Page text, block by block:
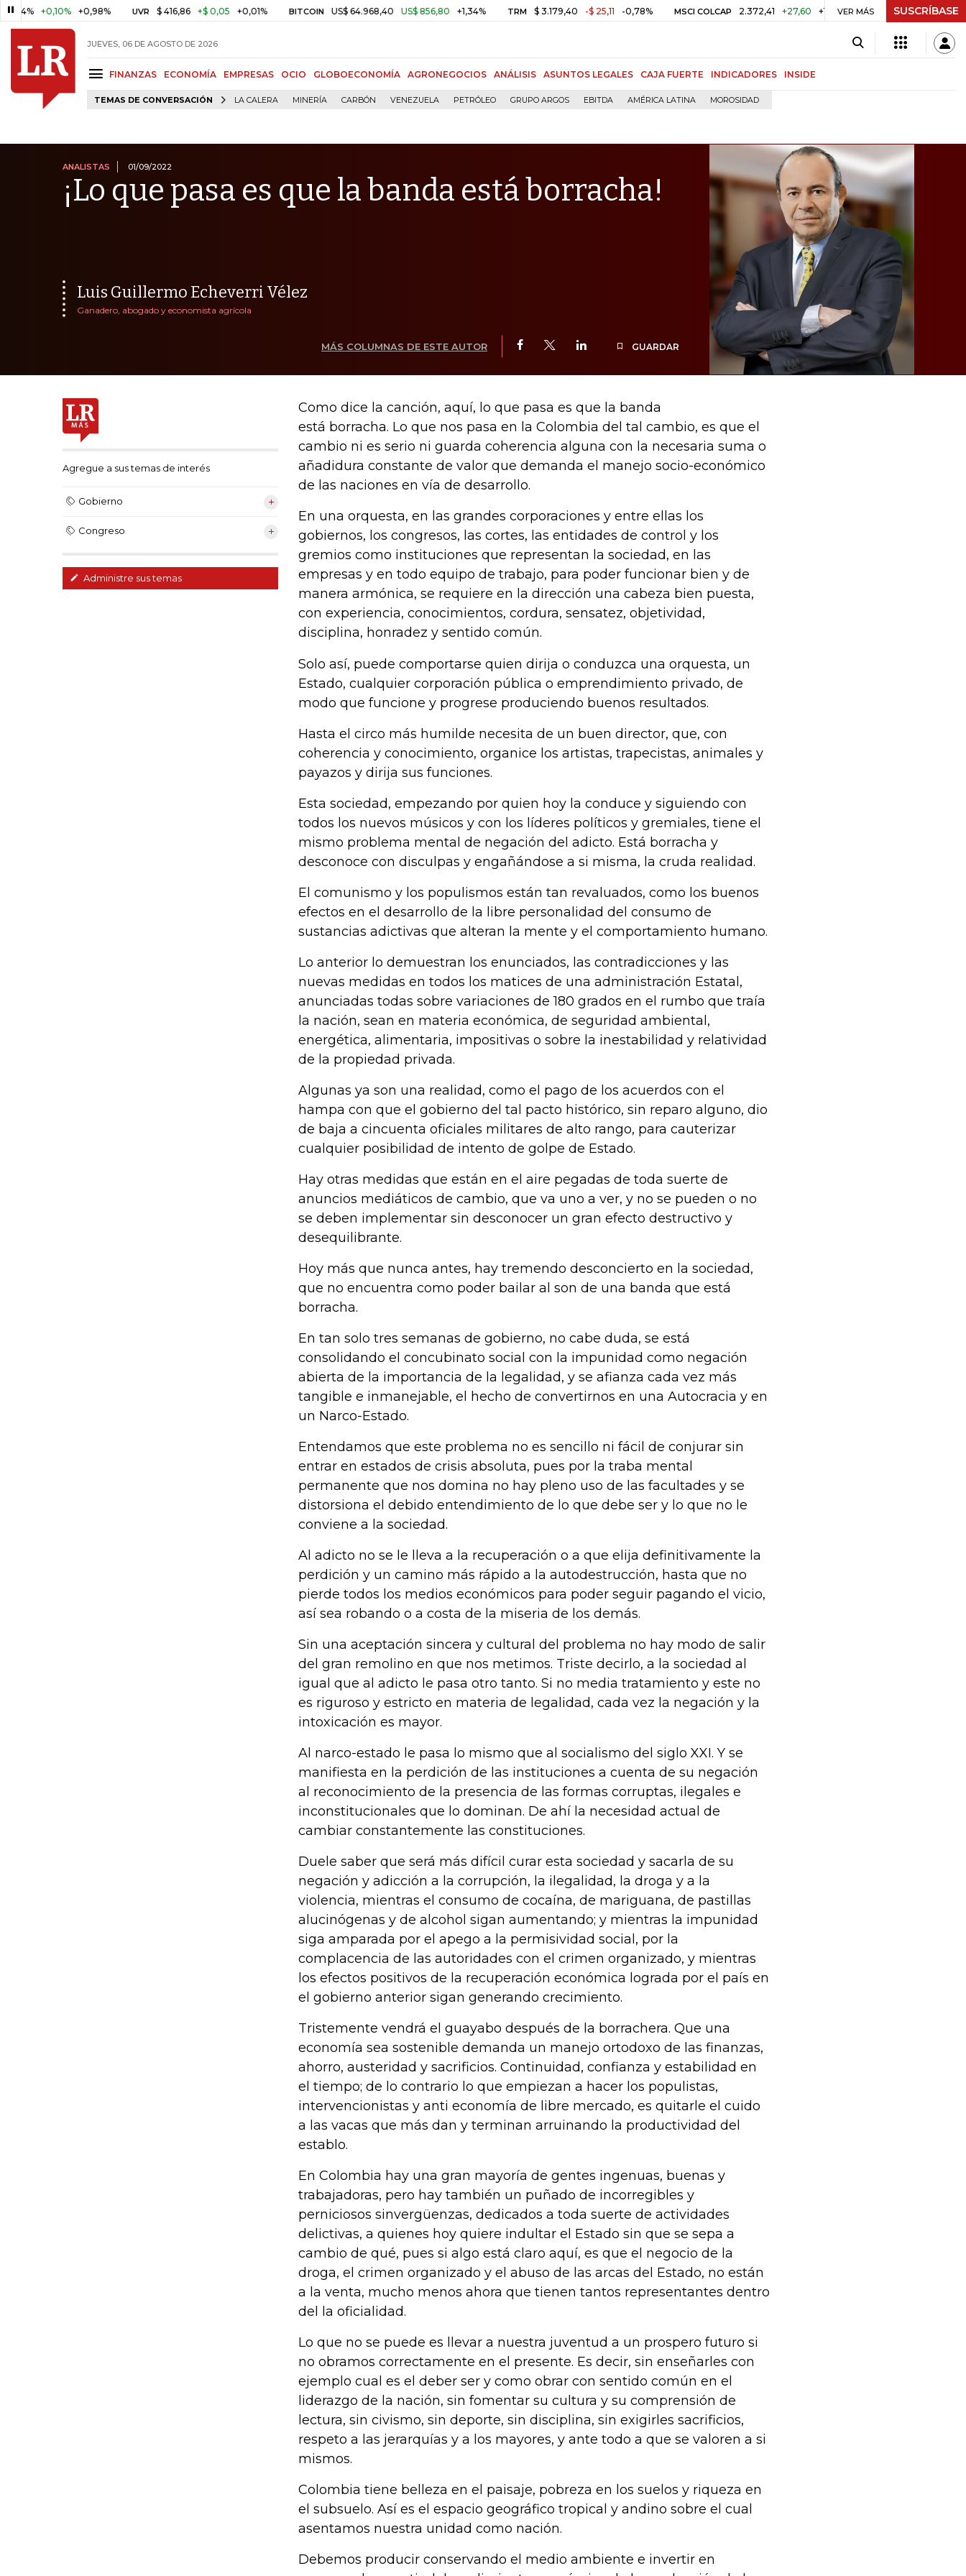
+0,10% +0,98% UVR $ 416,86 +$ 0,05 +0,01% BITCOIN US$ 64.968,40 US$ 856,80 +1,34% TRM $ 3.179,40 -$ 25,11 -0,78% MSCI COLCAP 2.372,41 +27,60 +1,18% PETRÓLEO WTI US$ 75,09 -
VER MÁS SUSCRÍBASE
JUEVES, 06 DE AGOSTO DE 2026
FINANZAS ECONOMÍA EMPRESAS OCIO GLOBOECONOMÍA AGRONEGOCIOS ANÁLISIS ASUNTOS LEGALES CAJA FUERTE INDICADORES INSIDE
TEMAS DE CONVERSACIÓN LA CALERA MINERÍA CARBÓN VENEZUELA PETRÓLEO GRUPO ARGOS EBITDA AMÉRICA LATINA MOROSIDAD
ANALISTAS 01/09/2022
¡Lo que pasa es que la banda está borracha!
Luis Guillermo Echeverri Vélez
Ganadero, abogado y economista agrícola
MÁS COLUMNAS DE ESTE AUTOR GUARDAR
Agregue a sus temas de interés
Gobierno
Congreso
Administre sus temas
Como dice la canción, aquí, lo que pasa es que la banda
está borracha. Lo que nos pasa en la Colombia del tal cambio, es que el
cambio ni es serio ni guarda coherencia alguna con la necesaria suma o
añadidura constante de valor que demanda el manejo socio-económico
de las naciones en vía de desarrollo.
En una orquesta, en las grandes corporaciones y entre ellas los
gobiernos, los congresos, las cortes, las entidades de control y los
gremios como instituciones que representan la sociedad, en las
empresas y en todo equipo de trabajo, para poder funcionar bien y de
manera armónica, se requiere en la dirección una cabeza bien puesta,
con experiencia, conocimientos, cordura, sensatez, objetividad,
disciplina, honradez y sentido común.
Solo así, puede comportarse quien dirija o conduzca una orquesta, un
Estado, cualquier corporación pública o emprendimiento privado, de
modo que funcione y progrese produciendo buenos resultados.
Hasta el circo más humilde necesita de un buen director, que, con
coherencia y conocimiento, organice los artistas, trapecistas, animales y
payazos y dirija sus funciones.
Esta sociedad, empezando por quien hoy la conduce y siguiendo con
todos los nuevos músicos y con los líderes políticos y gremiales, tiene el
mismo problema mental de negación del adicto. Está borracha y
desconoce con disculpas y engañándose a si misma, la cruda realidad.
El comunismo y los populismos están tan revaluados, como los buenos
efectos en el desarrollo de la libre personalidad del consumo de
sustancias adictivas que alteran la mente y el comportamiento humano.
Lo anterior lo demuestran los enunciados, las contradicciones y las
nuevas medidas en todos los matices de una administración Estatal,
anunciadas todas sobre variaciones de 180 grados en el rumbo que traía
la nación, sean en materia económica, de seguridad ambiental,
energética, alimentaria, impositivas o sobre la inestabilidad y relatividad
de la propiedad privada.
Algunas ya son una realidad, como el pago de los acuerdos con el
hampa con que el gobierno del tal pacto histórico, sin reparo alguno, dio
de baja a cincuenta oficiales militares de alto rango, para cauterizar
cualquier posibilidad de intento de golpe de Estado.
Hay otras medidas que están en el aire pegadas de toda suerte de
anuncios mediáticos de cambio, que va uno a ver, y no se pueden o no
se deben implementar sin desconocer un gran efecto destructivo y
desequilibrante.
Hoy más que nunca antes, hay tremendo desconcierto en la sociedad,
que no encuentra como poder bailar al son de una banda que está
borracha.
En tan solo tres semanas de gobierno, no cabe duda, se está
consolidando el concubinato social con la impunidad como negación
abierta de la importancia de la legalidad, y se afianza cada vez más
tangible e inmanejable, el hecho de convertirnos en una Autocracia y en
un Narco-Estado.
Entendamos que este problema no es sencillo ni fácil de conjurar sin
entrar en estados de crisis absoluta, pues por la traba mental
permanente que nos domina no hay pleno uso de las facultades y se
distorsiona el debido entendimiento de lo que debe ser y lo que no le
conviene a la sociedad.
Al adicto no se le lleva a la recuperación o a que elija definitivamente la
perdición y un camino más rápido a la autodestrucción, hasta que no
pierde todos los medios económicos para poder seguir pagando el vicio,
así sea robando o a costa de la miseria de los demás.
Sin una aceptación sincera y cultural del problema no hay modo de salir
del gran remolino en que nos metimos. Triste decirlo, a la sociedad al
igual que al adicto le pasa otro tanto. Si no media tratamiento y este no
es riguroso y estricto en materia de legalidad, cada vez la negación y la
intoxicación es mayor.
Al narco-estado le pasa lo mismo que al socialismo del siglo XXI. Y se
manifiesta en la perdición de las instituciones a cuenta de su negación
al reconocimiento de la presencia de las formas corruptas, ilegales e
inconstitucionales que lo dominan. De ahí la necesidad actual de
cambiar constantemente las constituciones.
Duele saber que será más difícil curar esta sociedad y sacarla de su
negación y adicción a la corrupción, la ilegalidad, la droga y a la
violencia, mientras el consumo de cocaína, de mariguana, de pastillas
alucinógenas y de alcohol sigan aumentando; y mientras la impunidad
siga amparada por el apego a la permisividad social, por la
complacencia de las autoridades con el crimen organizado, y mientras
los efectos positivos de la recuperación económica lograda por el país en
el gobierno anterior sigan generando crecimiento.
Tristemente vendrá el guayabo después de la borrachera. Que una
economía sea sostenible demanda un manejo ortodoxo de las finanzas,
ahorro, austeridad y sacrificios. Continuidad, confianza y estabilidad en
el tiempo; de lo contrario lo que empiezan a hacer los populistas,
intervencionistas y anti economía de libre mercado, es quitarle el cuido
a las vacas que más dan y terminan arruinando la productividad del
establo.
En Colombia hay una gran mayoría de gentes ingenuas, buenas y
trabajadoras, pero hay también un puñado de incorregibles y
perniciosos sinvergüenzas, dedicados a toda suerte de actividades
delictivas, a quienes hoy quiere indultar el Estado sin que se sepa a
cambio de qué, pues si algo está claro aquí, es que el negocio de la
droga, el crimen organizado y el abuso de las arcas del Estado, no están
a la venta, mucho menos ahora que tienen tantos representantes dentro
del la oficialidad.
Lo que no se puede es llevar a nuestra juventud a un prospero futuro si
no obramos correctamente en el presente. Es decir, sin enseñarles con
ejemplo cual es el deber ser y como obrar con sentido común en el
liderazgo de la nación, sin fomentar su cultura y su comprensión de
lectura, sin civismo, sin deporte, sin disciplina, sin exigirles sacrificios,
respeto a las jerarquías y a los mayores, y ante todo a que se valoren a si
mismos.
Colombia tiene belleza en el paisaje, pobreza en los suelos y riqueza en
el subsuelo. Así es el espacio geográfico tropical y andino sobre el cual
asentamos nuestra unidad como nación.
Debemos producir conservando el medio ambiente e invertir en